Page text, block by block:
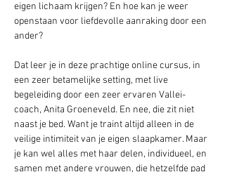
eigen lichaam krijgen? En hoe kan je weer
openstaan voor liefdevolle aanraking door een
Dat leer je in deze prachtige online cursus, in
een zeer betamelijke setting, met live
begeleiding door een zeer ervaren Vallei-
coach, Anita Groeneveld. En nee, die zit niet
naast je bed. Want je traint altijd alleen in de
veilige intimiteit van je eigen slaapkamer. Maar
je kan wel alles met haar delen, individueel, en
samen met andere vrouwen, die hetzelfde pad